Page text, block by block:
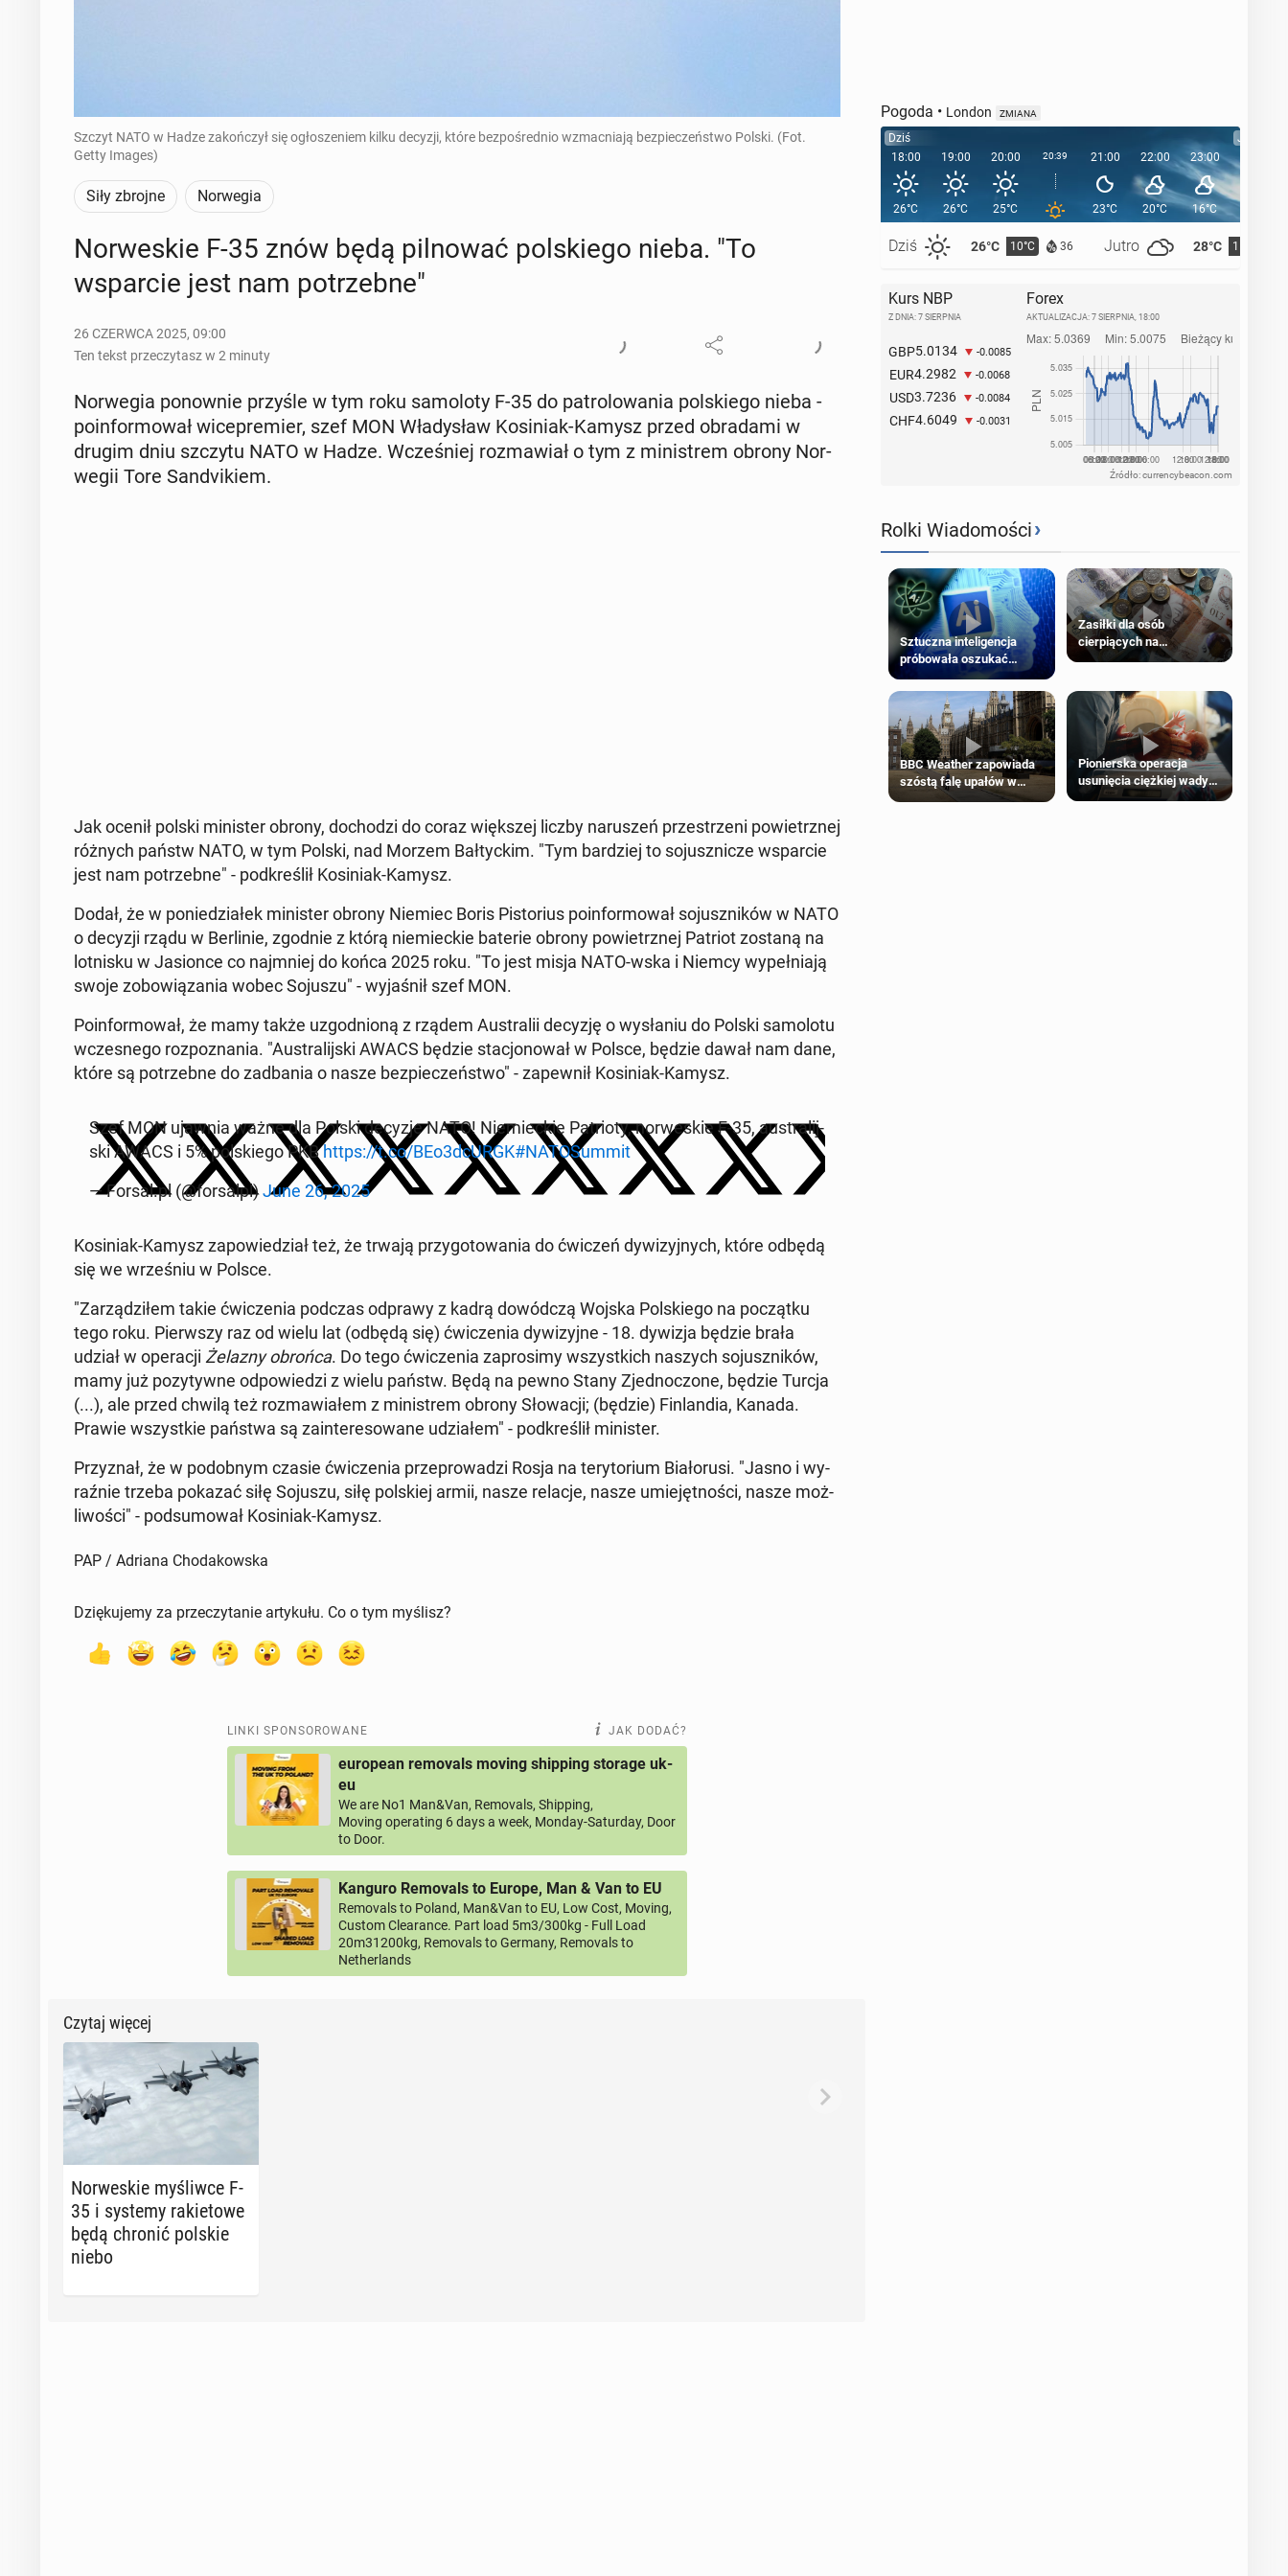
Szczyt NATO w Hadze zakończył się ogłoszeniem kilku decyzji, które bezpośrednio wzmacniają bezpieczeństwo Polski. (Fot.
Getty Images)
Siły zbrojne Norwegia
Nor­we­skie F-35 znów będą pil­no­wać pol­skie­go nieba. "To
wspar­cie jest nam po­trzeb­ne"
26 CZERWCA 2025, 09:00
Ten tekst przeczytasz w 2 minuty
Nor­we­gia po­now­nie przyśle w tym roku sa­mo­lo­ty F-35 do pa­tro­lo­wa­nia pol­skie­go nieba -
po­in­for­mo­wał wi­ce­pre­mier, szef MON Wła­dy­sław Ko­si­niak-Kamysz przed ob­ra­da­mi w
drugim dniu szczytu NATO w Hadze. Wcze­śniej roz­ma­wiał o tym z mi­ni­strem obrony Nor­
we­gii Tore San­dvi­kiem.
Jak ocenił polski mi­ni­ster obrony, do­cho­dzi do coraz więk­szej liczby na­ru­szeń prze­strze­ni po­wietrz­nej
różnych państw NATO, w tym Polski, nad Morzem Bał­tyc­kim. "Tym bar­dziej to so­jusz­ni­cze wspar­cie
jest nam po­trzeb­ne" - pod­kre­ślił Ko­si­niak-Kamysz.
Dodał, że w po­nie­dzia­łek mi­ni­ster obrony Niemiec Boris Pi­sto­rius po­in­for­mo­wał so­jusz­ni­ków w NATO
o decyzji rządu w Ber­li­nie, zgodnie z którą nie­miec­kie baterie obrony po­wietrz­nej Patriot zostaną na
lot­ni­sku w Ja­sion­ce co naj­mniej do końca 2025 roku. "To jest misja NATO-wska i Niemcy wy­peł­nia­ją
swoje zo­bo­wią­za­nia wobec Sojuszu" - wy­ja­śnił szef MON.
Po­in­for­mo­wał, że mamy także uzgod­nio­ną z rządem Au­stra­lii decyzję o wy­sła­niu do Polski sa­mo­lo­tu
wcze­sne­go roz­po­zna­nia. "Au­stra­lij­ski AWACS będzie sta­cjo­no­wał w Polsce, będzie dawał nam dane,
które są po­trzeb­ne do za­dba­nia o nasze bez­pie­czeń­stwo" - za­pew­nił Ko­si­niak-Kamysz.
Szef MON ujawnia ważne dla Polski decyzje NATO! Nie­miec­kie Pa­trio­ty, nor­we­skie F-35, au­stra­lij­
ski AWACS i 5% pol­skie­go PKBhttps://t.co/BEo3dcURGK#NA­TO­Sum­mit
— Forsal.pl (@for­salpl)June 26, 2025
Ko­si­niak-Kamysz za­po­wie­dział też, że trwają przy­go­to­wa­nia do ćwiczeń dy­wi­zyj­nych, które odbędą
się we wrze­śniu w Polsce.
"Za­rzą­dzi­łem takie ćwi­cze­nia podczas odprawy z kadrą do­wód­czą Wojska Pol­skie­go na po­cząt­ku
tego roku. Pierw­szy raz od wielu lat (odbędą się) ćwi­cze­nia dy­wi­zyj­ne - 18. dywizja będzie brała
udział w ope­ra­cji Żelazny obrońca. Do tego ćwi­cze­nia za­pro­si­my wszyst­kich naszych so­jusz­ni­ków,
mamy już po­zy­tyw­ne od­po­wie­dzi z wielu państw. Będą na pewno Stany Zjed­no­czo­ne, będzie Turcja
(...), ale przed chwilą też roz­ma­wia­łem z mi­ni­strem obrony Sło­wa­cji; (będzie) Fin­lan­dia, Kanada.
Prawie wszyst­kie państwa są za­in­te­re­so­wa­ne udzia­łem" - pod­kre­ślił mi­ni­ster.
Przy­znał, że w po­dob­nym czasie ćwi­cze­nia prze­pro­wa­dzi Rosja na te­ry­to­rium Bia­ło­ru­si. "Jasno i wy­
raź­nie trzeba pokazać siłę Sojuszu, siłę pol­skiej armii, nasze relacje, nasze umie­jęt­no­ści, nasze moż­
li­wo­ści" - pod­su­mo­wał Ko­si­niak-Kamysz.
PAP / Adriana Chodakowska
Dziękujemy za przeczytanie artykułu. Co o tym myślisz?
LINKI SPONSOROWANE JAK DODAĆ?
european removals moving shipping storage uk-
eu
We are No1 Man&Van, Removals, Shipping,
Moving operating 6 days a week, Monday-Saturday, Door
to Door.
Kanguro Removals to Europe, Man & Van to EU
Removals to Poland, Man&Van to EU, Low Cost, Moving,
Custom Clearance. Part load 5m3/300kg - Full Load
20m31200kg, Removals to Germany, Removals to
Netherlands
Czytaj więcej
Nor­we­skie my­śliw­ce F-
35 i systemy ra­kie­to­we
będą chronić polskie
niebo
Pogoda • London ZMIANA
Dziś
18:00
26°C
Dziś 26°C 10°C 36 Jutro 28°C 11°C
19:00
26°C
20:00
25°C
20:39 21:00
23°C
22:00
20°C
23:00
16°C
Jutro
00:00
Kurs NBP
Z DNIA: 7 SIERPNIA
GBP5.0134 -0.0085
EUR4.2982 -0.0068
USD3.7236 -0.0084
CHF4.6049 -0.0031
Forex
AKTUALIZACJA: 7 SIERPNIA, 18:00
Źródło: currencybeacon.com
Rolki Wiadomości›
Sztuczna inteligencja
próbowała oszukać
człowieka
Zasiłki dla osób
cierpiących na
schorzenia psychiczne
BBC Weather zapowiada
szóstą falę upałów w
Londynie
Pionierska operacja
usunięcia ciężkiej wady
wrodzonej płodu w łonie